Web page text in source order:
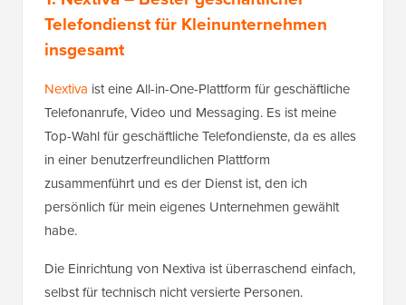
Telefondienst für Kleinunternehmen
insgesamt
Nextiva ist eine All-in-One-Plattform für geschäftliche
Telefonanrufe, Video und Messaging. Es ist meine
Top-Wahl für geschäftliche Telefondienste, da es alles
in einer benutzerfreundlichen Plattform
zusammenführt und es der Dienst ist, den ich
persönlich für mein eigenes Unternehmen gewählt
habe.
Die Einrichtung von Nextiva ist überraschend einfach,
selbst für technisch nicht versierte Personen.